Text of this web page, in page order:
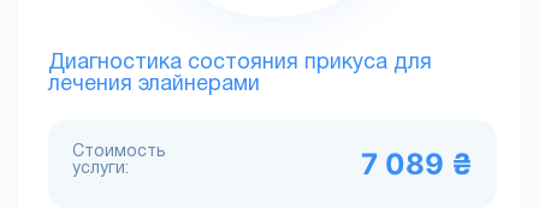
Диагностика состояния прикуса для
лечения элайнерами
Стоимость
услуги:
7 089 ₴